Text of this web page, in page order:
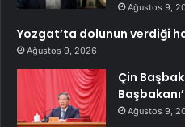
Ağustos 9,
Yozgat’ta dolunun verdiği
Ağustos 9, 2026
Çin
Ağustos 9,